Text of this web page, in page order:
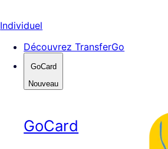
Individuel
Découvrez TransferGo
GoCard
Nouveau
GoCard